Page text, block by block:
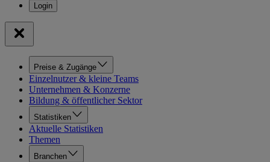
Preise & Zugänge
Einzelnutzer & kleine Teams
Unternehmen & Konzerne
Bildung & öffentlicher Sektor
Statistiken
Aktuelle Statistiken
Themen
Branchen